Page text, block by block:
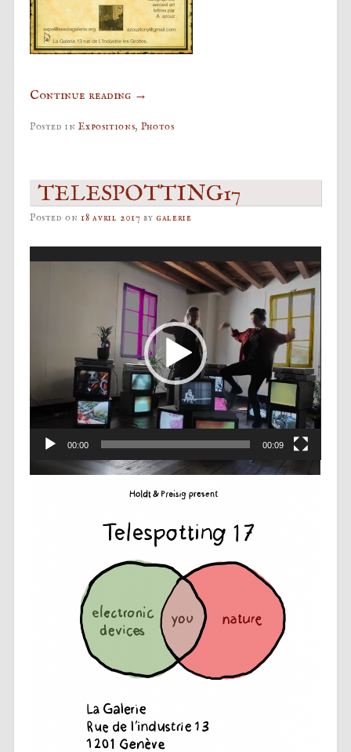
Continue reading →
Posted inExpositions, Photos
TELESPOTTING17
Posted on18 avril 2017 bygalerie
00:00 00:09